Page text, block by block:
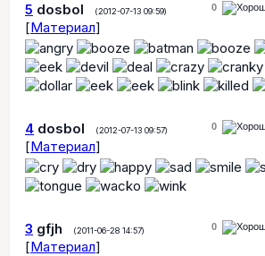
0
5 dosbol (2012-07-13 09:59)
[Материал]
0
4 dosbol (2012-07-13 09:57)
[Материал]
0
3 gfjh (2011-06-28 14:57)
[Материал]